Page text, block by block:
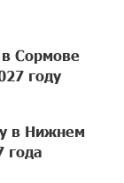
Сормове
году
в Нижнем
года